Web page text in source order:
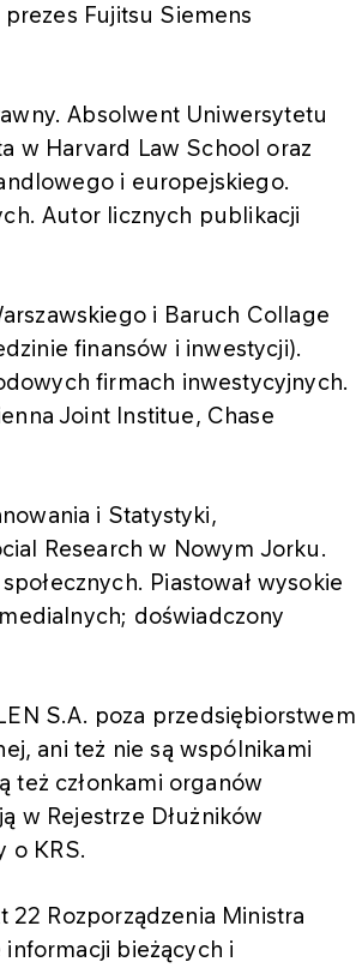
Fujitsu Siemens
Absolwent Uniwersytetu
w Harvard Law School oraz
i europejskiego.
Autor licznych publikacji
i Baruch Collage
finansów i inwestycji).
firmach inwestycyjnych.
Joint Institue, Chase
i Statystyki,
Research w Nowym Jorku.
Piastował wysokie
doświadczony
S.A. poza przedsiębiorstwem
ani też nie są wspólnikami
też członkami organów
w Rejestrze Dłużników
o KRS.
22 Rozporządzenia Ministra
bieżących i